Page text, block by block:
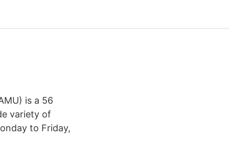
is a 56
variety of
to Friday,